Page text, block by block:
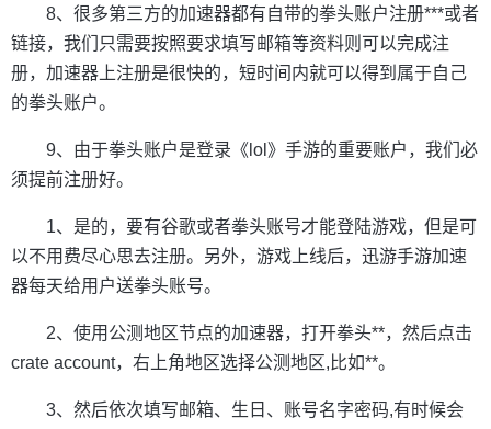
8、很多第三方的加速器都有自带的拳头账户注册***或者
链接，我们只需要按照要求填写邮箱等资料则可以完成注
册，加速器上注册是很快的，短时间内就可以得到属于自己
的拳头账户。
9、由于拳头账户是登录《lol》手游的重要账户，我们必
须提前注册好。
1、是的，要有谷歌或者拳头账号才能登陆游戏，但是可
以不用费尽心思去注册。另外，游戏上线后，迅游手游加速
器每天给用户送拳头账号。
2、使用公测地区节点的加速器，打开拳头**，然后点击
crate account，右上角地区选择公测地区,比如**。
3、然后依次填写邮箱、生日、账号名字密码,有时候会